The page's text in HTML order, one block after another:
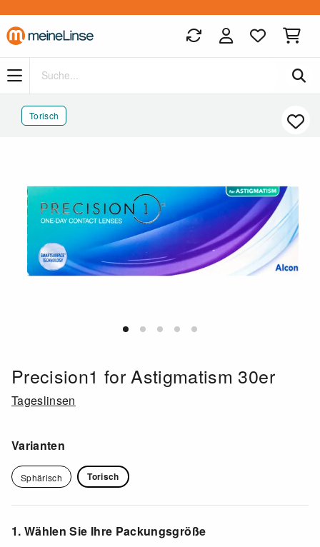
Zum Hauptinhalt springen
Torisch
Precision1 for Astigmatism 30er
Tageslinsen
Varianten
Sphärisch Torisch
1. Wählen Sie Ihre Packungsgröße